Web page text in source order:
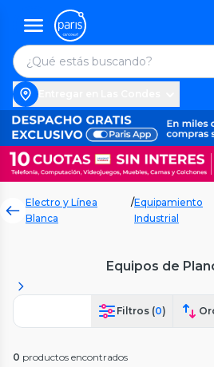
Electro y Línea
Blanca
/Equipamiento
Industrial
Equipos de
Filtros (0)
0 productos encontrados